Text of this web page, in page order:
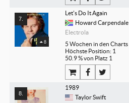
8
Let's Do It Again
Howard Carpendale
Electrola
5 Wochen in den Charts
Höchste Position: 1
50.9 % von Platz 1
1989
Taylor Swift